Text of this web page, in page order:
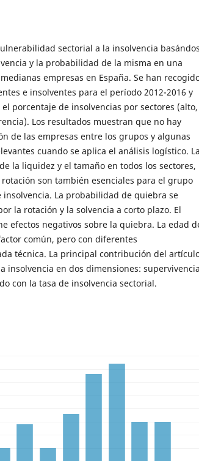
sectorial a la insolvencia
y la probabilidad de la misma en una
empresas en España. Se han
e insolventes para el período 2012-2016 y
porcentaje de insolvencias por sectores (alto,
Los resultados muestran que no hay
de las empresas entre los grupos y algunas
cuando se aplica el análisis logístico. La
la liquidez y el tamaño en todos los sectores,
son también esenciales para el grupo
insolvencia. La probabilidad de quiebra se
la rotación y la solvencia a corto plazo. El
efectos negativos sobre la quiebra. La edad
común, pero con diferentes
técnica. La principal contribución del
insolvencia en dos dimensiones: supervivencia
con la tasa de insolvencia sectorial.